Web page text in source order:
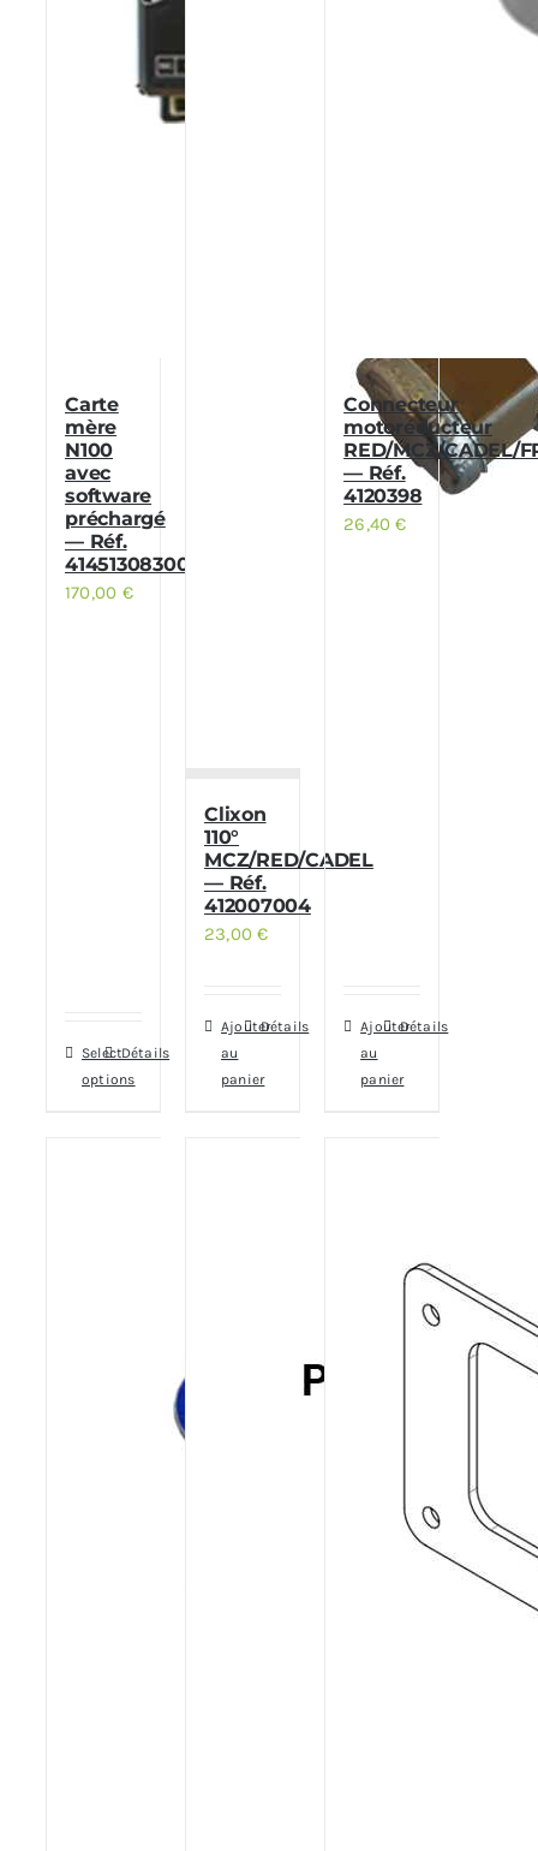
Carte
mère
N100
avec
software
préchargé
— Réf.
41451308300H
170,00 €
Select
options
Détails
Clixon
110°
MCZ/RED/CADEL
— Réf.
412007004
23,00€
Ajouter
au
panier
Détails
Connecteur
motoréducteur
RED/MCZ/CADEL/
— Réf.
4120398
26,40€
Ajouter
au
panier
Détails